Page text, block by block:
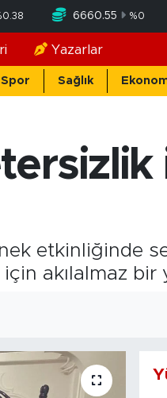
0.38 6660.55 %0
Yazarlar
Spor Sağlık
etkinliğinde
akılalmaz